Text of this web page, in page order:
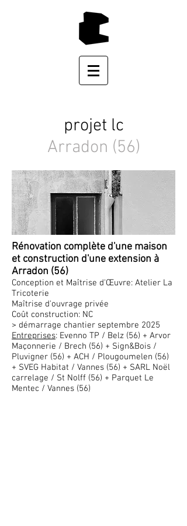
projet lc
Arradon (56)
Rénovation complète d'une maison
et construction d'une extension à
Arradon (56)
Conception et Maîtrise d'Œuvre: Atelier La
Tricoterie
Maîtrise d'ouvrage privée
Coût construction: NC
> démarrage chantier septembre 2025
Entreprises: Evenno TP / Belz (56) + Arvor
Maçonnerie / Brech (56) + Sign&Bois /
Pluvigner (56) + ACH / Plougoumelen (56)
+ SVEG Habitat / Vannes (56) + SARL Noël
carrelage / St Nolff (56) + Parquet Le
Mentec / Vannes (56)